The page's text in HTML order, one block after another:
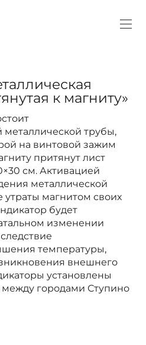
к магниту»
металлической трубы,
на винтовой зажим
притянут лист
см. Активацией
металлической
магнитом своих
будет
изменении
температуры,
внешнего
установлены
городами Ступино